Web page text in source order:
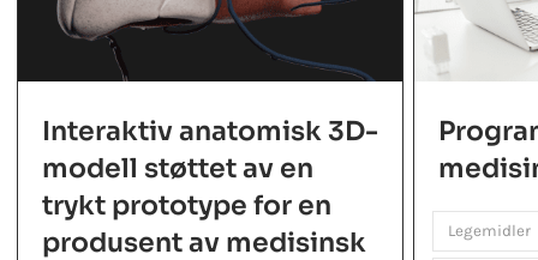
Interaktiv anatomisk 3D-
modell støttet av en
trykt prototype for en
produsent av medisinsk
Legemidler